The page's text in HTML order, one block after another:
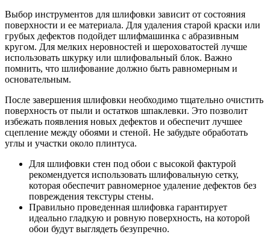
Выбор инструментов для шлифовки зависит от состояния
поверхности и ее материала. Для удаления старой краски или
грубых дефектов подойдет шлифмашинка с абразивным
кругом. Для мелких неровностей и шероховатостей лучше
использовать шкурку или шлифовальный блок. Важно
помнить, что шлифование должно быть равномерным и
основательным.
После завершения шлифовки необходимо тщательно очистить
поверхность от пыли и остатков шпаклевки. Это позволит
избежать появления новых дефектов и обеспечит лучшее
сцепление между обоями и стеной. Не забудьте обработать
углы и участки около плинтуса.
Для шлифовки стен под обои с высокой фактурой
рекомендуется использовать шлифовальную сетку,
которая обеспечит равномерное удаление дефектов без
повреждения текстуры стены.
Правильно проведенная шлифовка гарантирует
идеально гладкую и ровную поверхность, на которой
обои будут выглядеть безупречно.